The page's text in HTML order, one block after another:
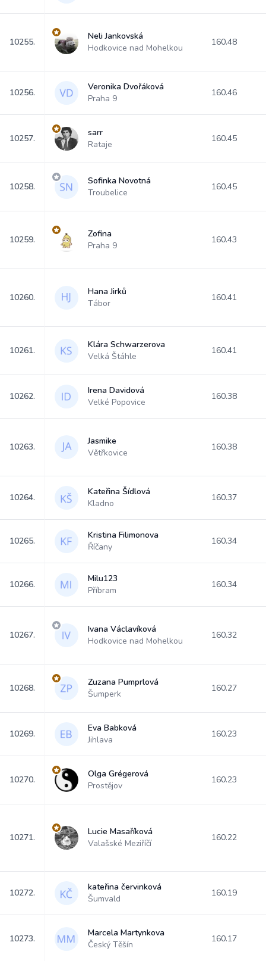
10255.
Neli Jankovská
Hodkovice nad Mohelkou
160.48
10256.
Veronika Dvořáková
Praha 9
160.46
10257.
sarr
Rataje
160.45
10258.
Sofinka Novotná
Troubelice
160.45
10259.
Zofina
Praha 9
160.43
10260.
Hana Jirků
Tábor
160.41
10261.
Klára Schwarzerova
Velká Štáhle
160.41
10262.
Irena Davidová
Velké Popovice
160.38
10263.
Jasmike
Větřkovice
160.38
10264.
Kateřina Šídlová
Kladno
160.37
10265.
Kristina Filimonova
Říčany
160.34
10266.
Milu123
Příbram
160.34
10267.
Ivana Václavíková
Hodkovice nad Mohelkou
160.32
10268.
Zuzana Pumprlová
Šumperk
160.27
10269.
Eva Babková
Jihlava
160.23
10270.
Olga Grégerová
Prostějov
160.23
10271.
Lucie Masaříková
Valašské Meziříčí
160.22
10272.
kateřina červinková
Šumvald
160.19
10273.
Marcela Martynkova
Český Těšín
160.17